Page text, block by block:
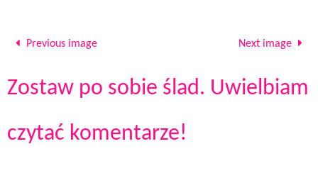
Previous image Next image
Zostaw po sobie ślad. Uwielbiam
czytać komentarze!